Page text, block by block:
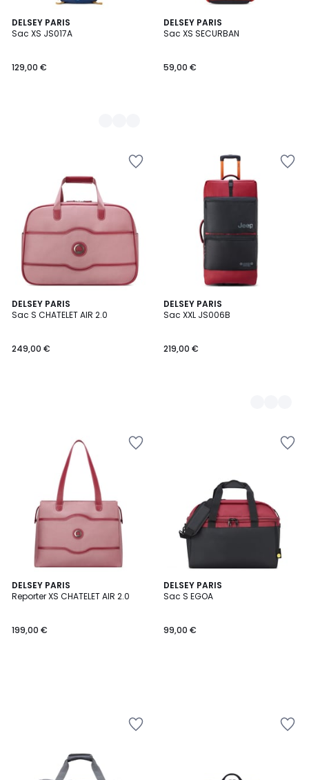
DELSEY PARIS
Sac XS JS017A
129,00 €
2
Couleurs
DELSEY PARIS
Sac XS SECURBAN
59,00 €
DELSEY PARIS
Sac S CHATELET AIR 2.0
249,00 €
DELSEY PARIS
Sac XXL JS006B
219,00 €
4
Couleurs
DELSEY PARIS
Reporter XS CHATELET AIR 2.0
199,00 €
DELSEY PARIS
Sac S EGOA
99,00 €